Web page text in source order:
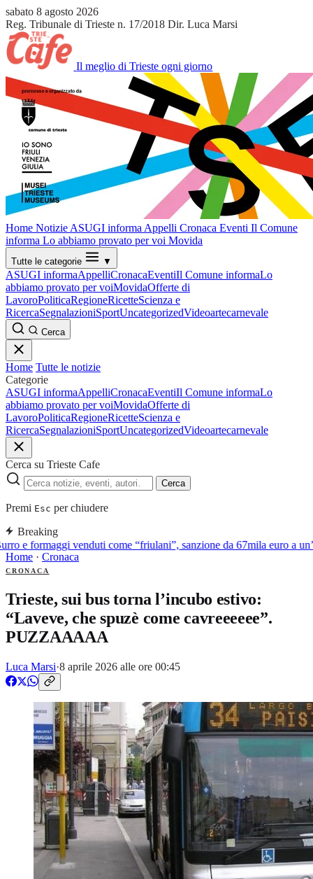
sabato 8 agosto 2026
Reg. Tribunale di Trieste n. 17/2018 Dir. Luca Marsi
Il meglio di Trieste ogni giorno
Home Notizie ASUGI informa Appelli Cronaca Eventi Il Comune
informa Lo abbiamo provato per voi Movida
Tutte le categorie ▼
ASUGI informaAppelliCronacaEventiIl Comune informaLo
abbiamo provato per voiMovidaOfferte di
LavoroPoliticaRegioneRicetteScienza e
RicercaSegnalazioniSportUncategorizedVideoartecarnevale
Cerca
Home Tutte le notizie
Categorie
ASUGI informaAppelliCronacaEventiIl Comune informaLo
abbiamo provato per voiMovidaOfferte di
LavoroPoliticaRegioneRicetteScienza e
RicercaSegnalazioniSportUncategorizedVideoartecarnevale
Cerca su Trieste Cafe
Cerca
Premi Esc per chiudere
Breaking
e formaggi venduti come “friulani”, sanzione da 67mila euro a
Home · Cronaca
CRONACA
Trieste, sui bus torna l’incubo estivo:
“Laveve, che spuzè come cavreeeeee”.
PUZZAAAAA
Luca Marsi·8 aprile 2026 alle ore 00:45